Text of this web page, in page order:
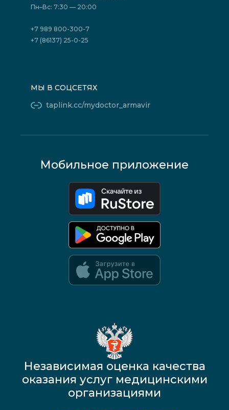
Юридическим лицам
Пн–Вс: 7:30 — 20:00
+7 989 800-300-7
+7 (86137) 25-0-25
МЫ В СОЦСЕТЯХ
taplink.cc/mydoctor_armavir
Мобильное приложение
Независимая оценка качества
оказания услуг медицинскими
организациями